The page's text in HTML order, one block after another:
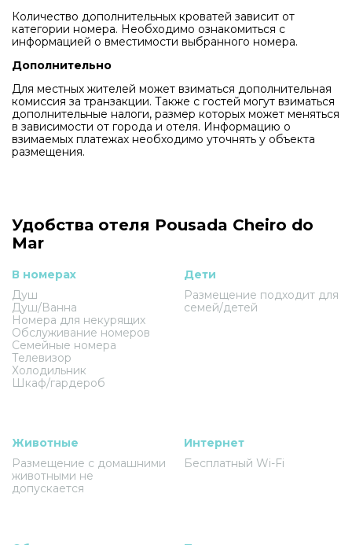
Количество дополнительных кроватей зависит от
категории номера. Необходимо ознакомиться с
информацией о вместимости выбранного номера.
Дополнительно
Для местных жителей может взиматься дополнительная
комиссия за транзакции. Также с гостей могут взиматься
дополнительные налоги, размер которых может меняться
в зависимости от города и отеля. Информацию о
взимаемых платежах необходимо уточнять у объекта
размещения.
Удобства отеля Pousada Cheiro do
Mar
В номерах
Душ
Душ/Ванна
Номера для некурящих
Обслуживание номеров
Семейные номера
Телевизор
Холодильник
Шкаф/гардероб
Дети
Размещение подходит для
семей/детей
Животные
Размещение с домашними
животными не
допускается
Интернет
Бесплатный Wi-Fi